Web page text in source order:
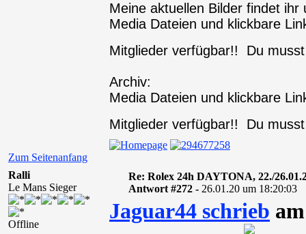
Zum Seitenanfang
Meine aktuellen Bilder findet ihr
Media Dateien und klickbare
Mitglieder verfügbar!! Du
Archiv:
Media Dateien und klickbare
Mitglieder verfügbar!! Du
Ralli
Le Mans Sieger
Offline
Re: Rolex 24h DAYTONA, 22./
Antwort #272 - 26.01.20 um 18:20:03
Jaguar44 schrieb